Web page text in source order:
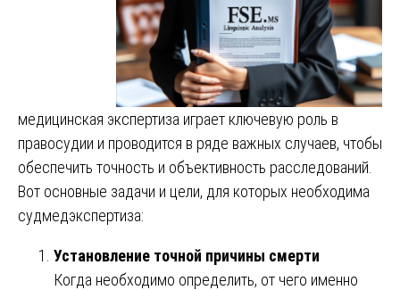
медицинская экспертиза играет ключевую роль в
правосудии и проводится в ряде важных случаев, чтобы
обеспечить точность и объективность расследований.
Вот основные задачи и цели, для которых необходима
судмедэкспертиза:
Установление точной причины смерти
Когда необходимо определить, от чего именно